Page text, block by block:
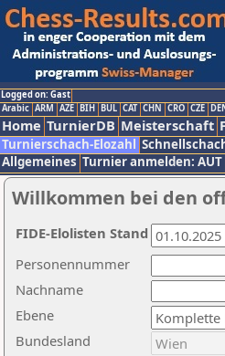
Logged on: Gast
Arabic ARM AZE BIH BUL CAT CHN CRO CZE
Home TurnierDB Meisterschaft
Turnierschach-Elozahl
Allgemeines Turnier anmelden: AUT
Willkommen bei den
Nachname
Ebene
Personennummer
Bundesland
FIDE-Elolisten Stand